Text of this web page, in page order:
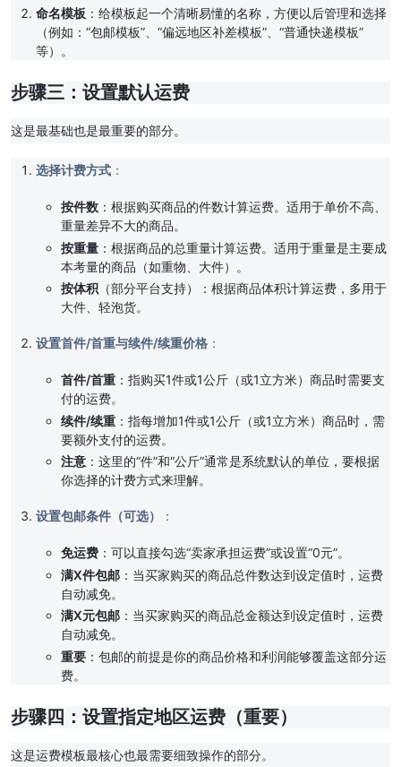
命名模板 ：给模板起一个清晰易懂的名称，方便以后管理和选择
（例如：“包邮模板”、“偏远地区补差模板”、“普通快递模板”
等）。
步骤三：设置默认运费
这是最基础也是最重要的部分。
选择计费方式 ：
按件数 ：根据购买商品的件数计算运费。适用于单价不高、
重量差异不大的商品。
按重量 ：根据商品的总重量计算运费。适用于重量是主要成
本考量的商品（如重物、大件）。
按体积 （部分平台支持）：根据商品体积计算运费，多用于
大件、轻泡货。
设置首件/首重与续件/续重价格 ：
首件/首重 ：指购买1件或1公斤（或1立方米）商品时需要支
付的运费。
续件/续重 ：指每增加1件或1公斤（或1立方米）商品时，需
要额外支付的运费。
注意 ：这里的“件”和“公斤”通常是系统默认的单位，要根据
你选择的计费方式来理解。
设置包邮条件（可选） ：
免运费 ：可以直接勾选“卖家承担运费”或设置“0元”。
满X件包邮 ：当买家购买的商品总件数达到设定值时，运费
自动减免。
满X元包邮 ：当买家购买的商品总金额达到设定值时，运费
自动减免。
重要 ：包邮的前提是你的商品价格和利润能够覆盖这部分运
费。
步骤四：设置指定地区运费（重要）
这是运费模板最核心也最需要细致操作的部分。